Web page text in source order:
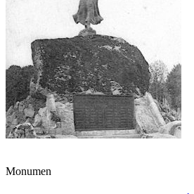
Monumen